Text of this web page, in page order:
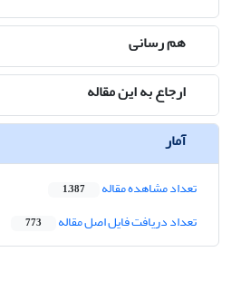
هم رسانی
ارجاع به این مقاله
آمار
تعداد مشاهده مقاله 1,387
تعداد دریافت فایل اصل مقاله 773